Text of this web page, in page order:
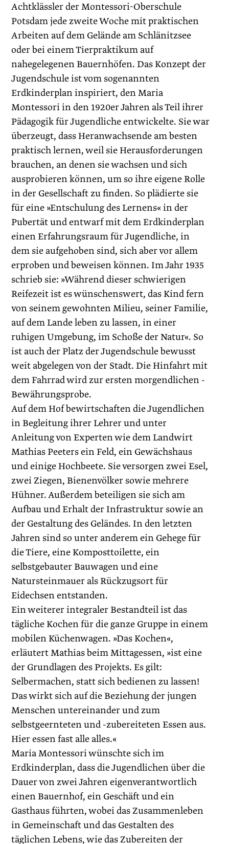
Achtklässler der Montessori-Oberschule
Potsdam jede zweite Woche mit praktischen
Arbeiten auf dem Gelände am Schlänitzsee
oder bei einem Tierpraktikum auf
nahegelegenen Bauernhöfen. Das Konzept der
Jugend­schule ist vom sogenannten
Erdkinderplan inspiriert, den Maria
Montessori in den 1920er Jahren als Teil ihrer
Pädagogik für Jugendliche entwickelte. Sie war
überzeugt, dass Heranwachsende am besten
praktisch lernen, weil sie Herausforderungen
brauchen, an denen sie wachsen und sich
ausprobieren können, um so ihre eigene Rolle
in der Gesellschaft zu finden. So plädierte sie
für eine »Entschulung des Lernens« in der
Pubertät und entwarf mit dem Erdkinderplan
einen Erfahrungsraum für Jugend­liche, in
dem sie aufgehoben sind, sich aber vor allem
erproben und beweisen können. Im Jahr 1935
schrieb sie: »Während dieser schwierigen
Reifezeit ist es wünschenswert, das Kind fern
von seinem gewohnten Milieu, seiner Familie,
auf dem Lande leben zu lassen, in einer
ruhigen Umgebung, im Schoße der Natur«. So
ist auch der Platz der Jugendschule bewusst
weit abgelegen von der Stadt. Die Hinfahrt mit
dem Fahrrad wird zur ersten morgendlichen ­
Bewährungsprobe.
Auf dem Hof bewirtschaften die Jugendlichen
in Begleitung ihrer Lehrer und unter
Anleitung von Experten wie dem Landwirt
Mathias Peeters ein Feld, ein Gewächshaus
und einige Hochbeete. Sie versorgen zwei Esel,
zwei Ziegen, Bienenvölker sowie mehrere
Hühner. Außerdem beteiligen sie sich am
Aufbau und Erhalt der Infrastruktur sowie an
der Gestaltung des Geländes. In den letzten
Jahren sind so unter anderem ein Gehege für
die Tiere, eine Komposttoilette, ein
selbstgebauter Bauwagen und eine
Natursteinmauer als Rückzugsort für
Eidechsen entstanden.
Ein weiterer integraler Bestandteil ist das
tägliche Kochen für die ganze Gruppe in einem
mobilen Küchenwagen. »Das Kochen«,
erläutert Mathias beim Mittagessen, »ist eine
der Grundlagen des Projekts. Es gilt:
Selbermachen, statt sich bedienen zu lassen!
Das wirkt sich auf die Beziehung der jungen
Menschen untereinander und zum
selbstgeernteten und -zubereiteten Essen aus.
Hier essen fast alle alles.«
Maria Montessori wünschte sich im
Erdkinderplan, dass die Jugendlichen über die
Dauer von zwei Jahren eigenverantwortlich
einen Bauernhof, ein Geschäft und ein
Gasthaus führten, wobei das Zusammenleben
in Gemeinschaft und das Gestalten des
täglichen Lebens, wie das Zubereiten der